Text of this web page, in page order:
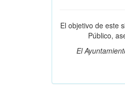
El objetivo de este
Público,
El